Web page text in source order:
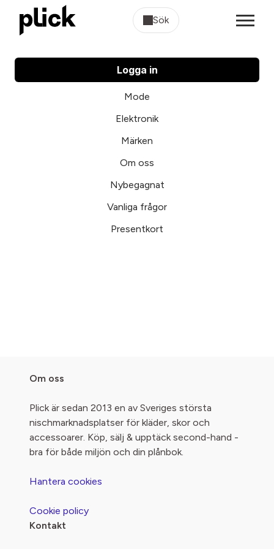
Sök
Logga in
Mode
Elektronik
Märken
Om oss
Nybegagnat
Vanliga frågor
Presentkort
Om oss
Plick är sedan 2013 en av Sveriges största
nischmarknadsplatser för kläder, skor och
accessoarer. Köp, sälj & upptäck second-hand -
bra för både miljön och din plånbok.
Hantera cookies
Cookie policy
Kontakt